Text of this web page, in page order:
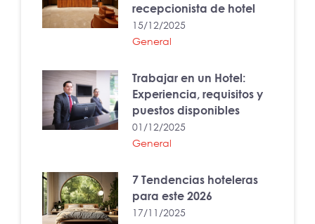
recepcionista de hotel
15/12/2025
General
Trabajar en un Hotel:
Experiencia, requisitos y
puestos disponibles
01/12/2025
General
7 Tendencias hoteleras
para este 2026
17/11/2025